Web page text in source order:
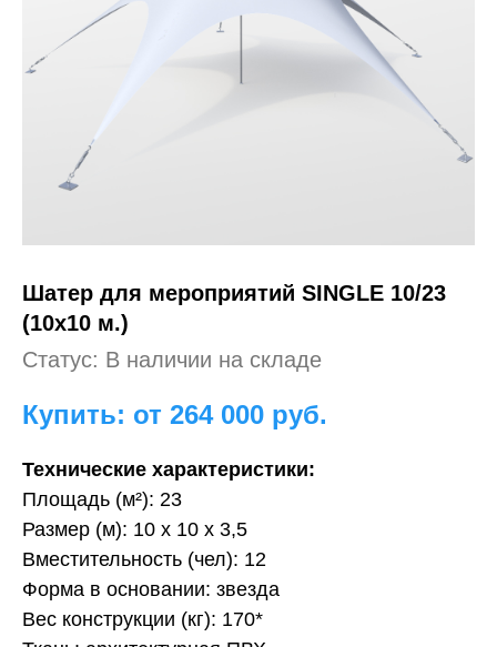
Шатер для мероприятий SINGLE 10/23
(10x10 м.)
Статус: В наличии на складе
Купить: от 264 000 руб.
Технические характеристики:
Площадь (м²): 23
Размер (м): 10 х 10 х 3,5
Вместительность (чел): 12
Форма в основании: звезда
Вес конструкции (кг): 170*